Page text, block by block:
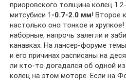
приоровского толщина колец
митсубиси 1 -0.7-2.0 мм! Второе
настолько оно тонкое и
наборные, напрочь залегли и
канавках. На лансер-форуме
и его причинах расписаны на
ли кто-то догадался об одной из
колец на этом моторе. Если на